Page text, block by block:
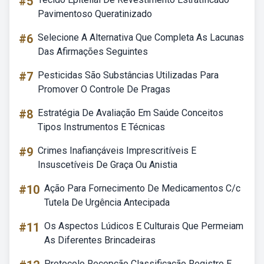
Pavimentoso Queratinizado
#6 Selecione A Alternativa Que Completa As Lacunas
Das Afirmações Seguintes
#7 Pesticidas São Substâncias Utilizadas Para
Promover O Controle De Pragas
#8 Estratégia De Avaliação Em Saúde Conceitos
Tipos Instrumentos E Técnicas
#9 Crimes Inafiançáveis Imprescritíveis E
Insuscetíveis De Graça Ou Anistia
#10 Ação Para Fornecimento De Medicamentos C/c
Tutela De Urgência Antecipada
#11 Os Aspectos Lúdicos E Culturais Que Permeiam
As Diferentes Brincadeiras